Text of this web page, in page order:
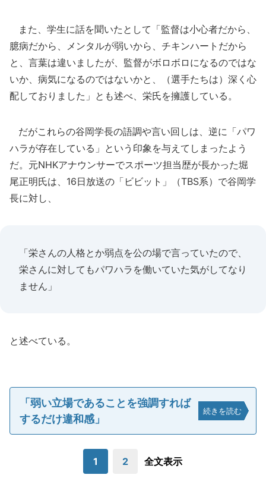
また、学生に話を聞いたとして「監督は小心者だから、
臆病だから、メンタルが弱いから、チキンハートだから
と、言葉は違いましたが、監督がボロボロになるのではな
いか、病気になるのではないかと、（選手たちは）深く心
配しておりました」とも述べ、栄氏を擁護している。
だがこれらの谷岡学長の語調や言い回しは、逆に「パワ
ハラが存在している」という印象を与えてしまったよう
だ。元NHKアナウンサーでスポーツ担当歴が長かった堀
尾正明氏は、16日放送の「ビビット」（TBS系）で谷岡学
長に対し、
「栄さんの人格とか弱点を公の場で言っていたので、
栄さんに対してもパワハラを働いていた気がしてなり
ません」
と述べている。
「弱い立場であることを強調すれば
するだけ違和感」
続きを読む
1 2 全文表示